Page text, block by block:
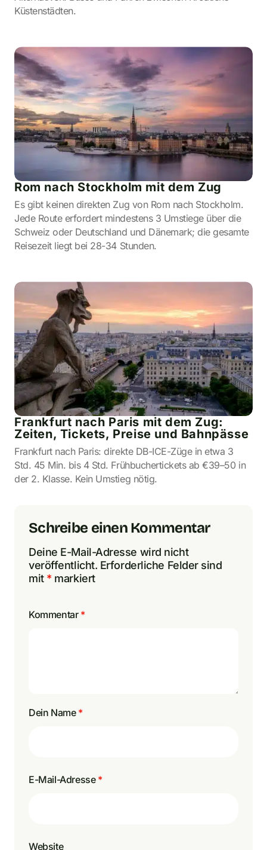
Küstenstädten.
Rom nach Stockholm mit dem Zug
Es gibt keinen direkten Zug von Rom nach Stockholm.
Jede Route erfordert mindestens 3 Umstiege über die
Schweiz oder Deutschland und Dänemark; die gesamte
Reisezeit liegt bei 28-34 Stunden.
Frankfurt nach Paris mit dem Zug:
Zeiten, Tickets, Preise und Bahnpässe
Frankfurt nach Paris: direkte DB-ICE-Züge in etwa 3
Std. 45 Min. bis 4 Std. Frühbuchertickets ab €39–50 in
der 2. Klasse. Kein Umstieg nötig.
Schreibe einen Kommentar
Deine E-Mail-Adresse wird nicht
veröffentlicht. Erforderliche Felder sind
mit * markiert
Kommentar *
Dein Name *
E-Mail-Adresse *
Website